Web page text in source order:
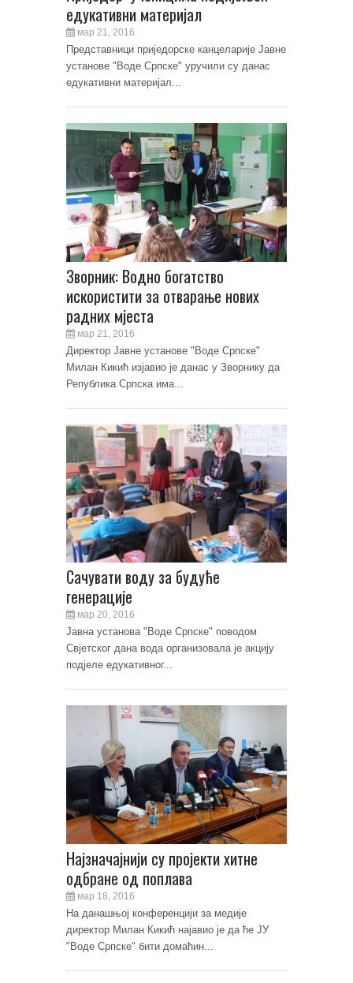
едукативни материјал
мар 21, 2016
Представници приједорске канцеларије Јавне
установе "Воде Српске" уручили су данас
едукативни материјал...
Зворник: Водно богатство
искористити за отварање нових
радних мјеста
мар 21, 2016
Директор Јавне установе "Воде Српске"
Милан Кикић изјавио је данас у Зворнику да
Република Српска има...
Сачувати воду за будуће
генерације
мар 20, 2016
Јавна установа "Воде Српске" поводом
Свјетског дана вода организовала је акцију
подјеле едукативног...
Најзначајнији су пројекти хитне
одбране од поплава
мар 18, 2016
На данашњој конференцији за медије
директор Милан Кикић најавио је да ће ЈУ
"Воде Српске" бити домаћин...